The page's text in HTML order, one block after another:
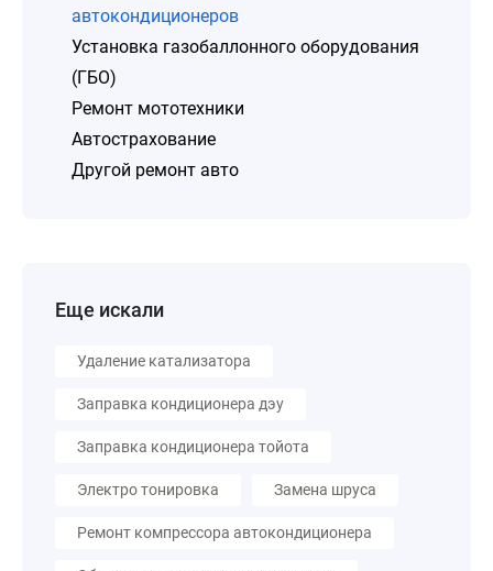
автокондиционеров
Установка газобаллонного оборудования
(ГБО)
Ремонт мототехники
Автострахование
Другой ремонт авто
Еще искали
Удаление катализатора
Заправка кондиционера дэу
Заправка кондиционера тойота
Электро тонировка Замена шруса
Ремонт компрессора автокондиционера